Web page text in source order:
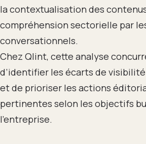
la contextualisation des
compréhension sectorielle par
conversationnels.
Chez Qlint, cette analyse
d’identifier les écarts de
et de prioriser les actions
pertinentes selon les objectifs
l’entreprise.